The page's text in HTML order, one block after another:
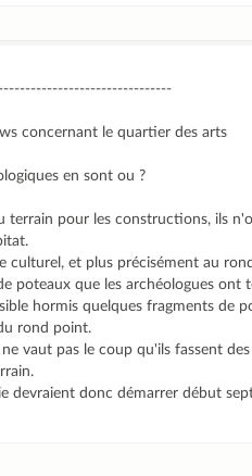
concernant le quartier des arts
en sont ou ?
terrain pour les constructions, ils
culturel, et plus précisément au
poteaux que les archéologues ont
hormis quelques fragments de
rond point.
vaut pas le coup qu'ils fassent
devraient donc démarrer début